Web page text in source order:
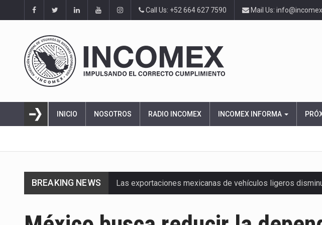
Call Us: +52 664 627 7590 Mail Us:
INICIO NOSOTROS RADIO INCOMEX INCOMEX INFORMA
BREAKING NEWS Las exportaciones mexicanas de vehículos ligeros